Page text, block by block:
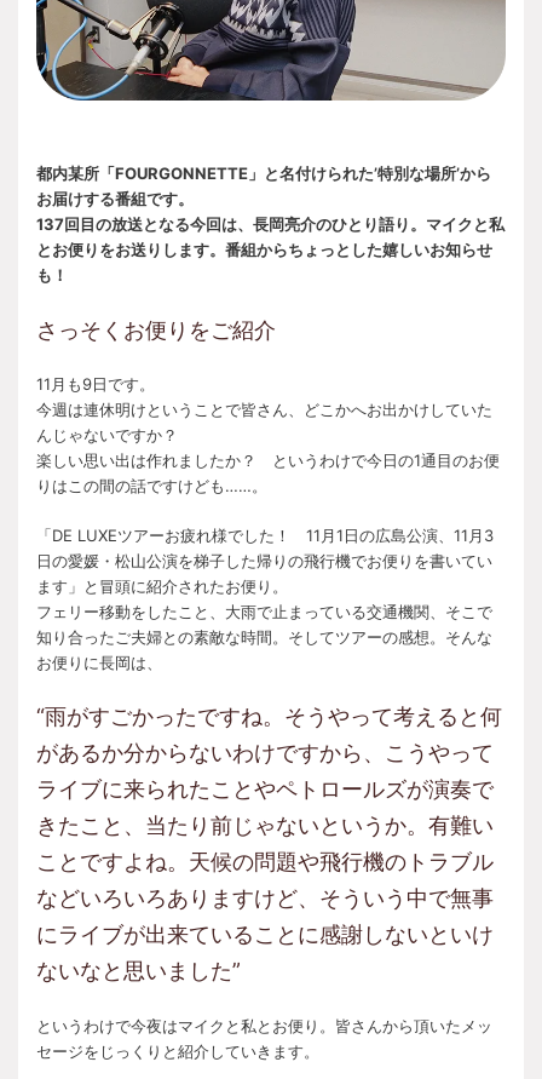
都内某所「FOURGONNETTE」と名付けられた’特別な場所’から
お届けする番組です。
137回目の放送となる今回は、長岡亮介のひとり語り。マイクと私
とお便りをお送りします。番組からちょっとした嬉しいお知らせ
も！
さっそくお便りをご紹介
11月も9日です。
今週は連休明けということで皆さん、どこかへお出かけしていた
んじゃないですか？
楽しい思い出は作れましたか？ というわけで今日の1通目のお便
りはこの間の話ですけども……。
「DE LUXEツアーお疲れ様でした！ 11月1日の広島公演、11月3
日の愛媛・松山公演を梯子した帰りの飛行機でお便りを書いてい
ます」と冒頭に紹介されたお便り。
フェリー移動をしたこと、大雨で止まっている交通機関、そこで
知り合ったご夫婦との素敵な時間。そしてツアーの感想。そんな
お便りに長岡は、
“雨がすごかったですね。そうやって考えると何
があるか分からないわけですから、こうやって
ライブに来られたことやペトロールズが演奏で
きたこと、当たり前じゃないというか。有難い
ことですよね。天候の問題や飛行機のトラブル
などいろいろありますけど、そういう中で無事
にライブが出来ていることに感謝しないといけ
ないなと思いました”
というわけで今夜はマイクと私とお便り。皆さんから頂いたメッ
セージをじっくりと紹介していきます。